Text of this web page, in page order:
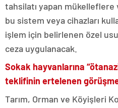
tahsilatı yapan mükelleflere
bu sistem veya cihazları
işlem için belirlenen özel
ceza uygulanacak.
Sokak hayvanlarına
teklifinin ertelenen
Tarım, Orman ve Köyişleri